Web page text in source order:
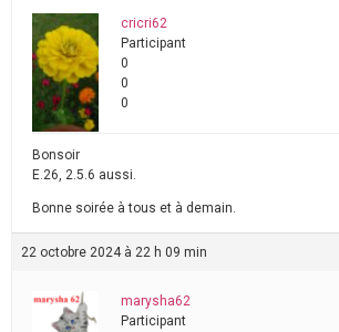
cricri62
Participant
0
0
0
Bonsoir
E.26, 2.5.6 aussi.
Bonne soirée à tous et à demain.
22 octobre 2024 à 22 h 09 min
marysha62
Participant